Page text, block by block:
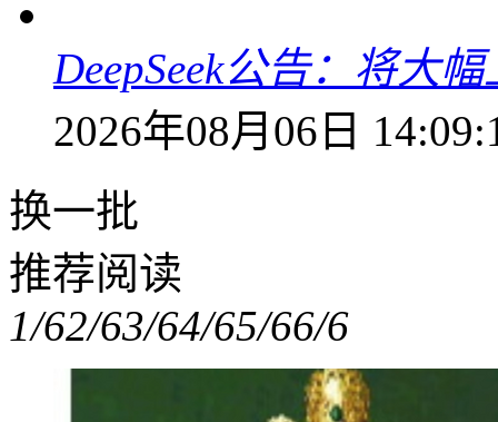
DeepSeek公告：将大
2026年08月06日
换一批
推荐阅读
1/62/63/64/65/66/6